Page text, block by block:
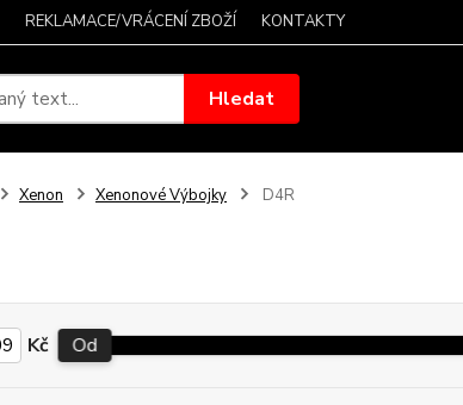
REKLAMACE/VRÁCENÍ ZBOŽÍ KONTAKTY
Hledat
Xenon Xenonové Výbojky D4R
Kč Od